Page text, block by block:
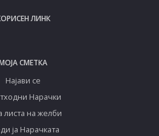
ЛИНК
СМЕТКА
Најави се
Нарачки
листа на желби
ја Нарачката